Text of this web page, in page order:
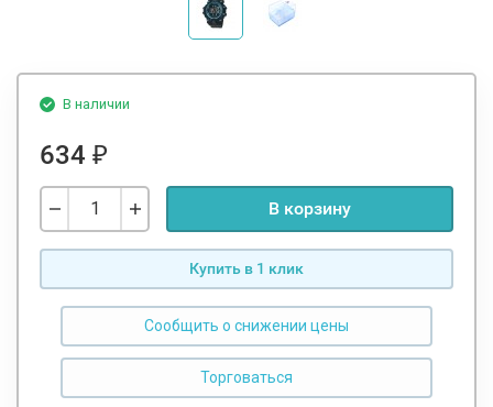
В наличии
634 ₽
В корзину
Купить в 1 клик
Сообщить о снижении цены